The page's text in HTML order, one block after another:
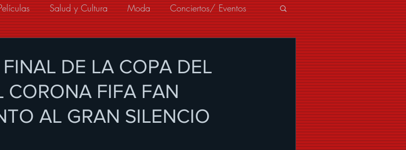
Salud y Cultura Moda Conciertos/ Eventos
DE LA COPA DEL
CORONA FIFA FAN
AL GRAN SILENCIO